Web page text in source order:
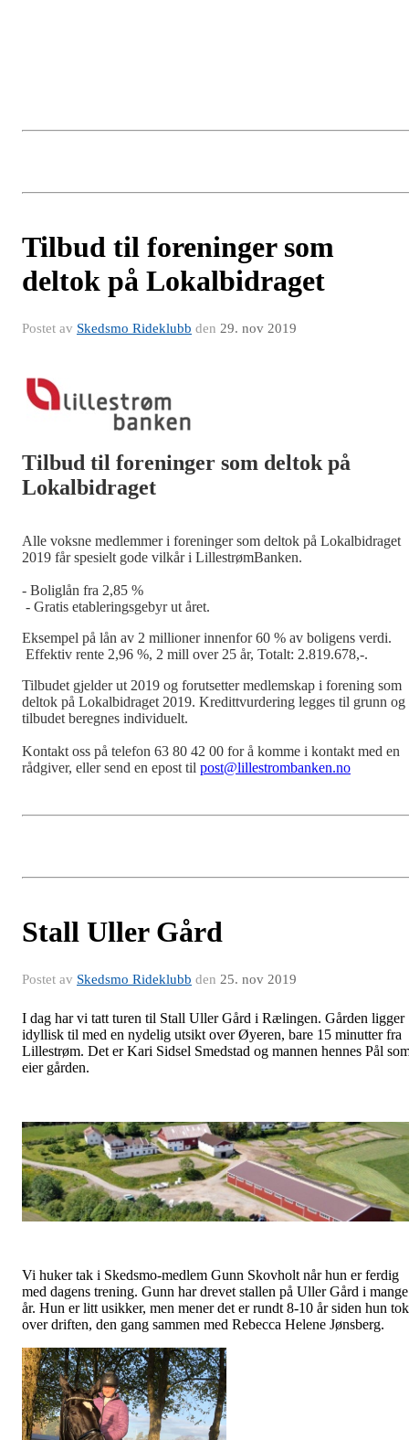
Tilbud til foreninger som
deltok på Lokalbidraget
Postet av Skedsmo Rideklubb den 29. nov 2019
Tilbud til foreninger som deltok på
Lokalbidraget
Alle voksne medlemmer i foreninger som deltok på Lokalbidraget
2019 får spesielt gode vilkår i LillestrømBanken.
- Boliglån fra 2,85 %
- Gratis etableringsgebyr ut året.
Eksempel på lån av 2 millioner innenfor 60 % av boligens verdi.
Effektiv rente 2,96 %, 2 mill over 25 år, Totalt: 2.819.678,-.
Tilbudet gjelder ut 2019 og forutsetter medlemskap i forening som
deltok på Lokalbidraget 2019. Kredittvurdering legges til grunn og
tilbudet beregnes individuelt.
Kontakt oss på telefon 63 80 42 00 for å komme i kontakt med en
rådgiver, eller send en epost til post@lillestrombanken.no
Stall Uller Gård
Postet av Skedsmo Rideklubb den 25. nov 2019
I dag har vi tatt turen til Stall Uller Gård i Rælingen. Gården ligger
idyllisk til med en nydelig utsikt over Øyeren, bare 15 minutter fra
Lillestrøm. Det er Kari Sidsel Smedstad og mannen hennes Pål
eier gården.
Vi huker tak i Skedsmo-medlem Gunn Skovholt når hun er ferdig
med dagens trening. Gunn har drevet stallen på Uller Gård i mange
år. Hun er litt usikker, men mener det er rundt 8-10 år siden hun tok
over driften, den gang sammen med Rebecca Helene Jønsberg.